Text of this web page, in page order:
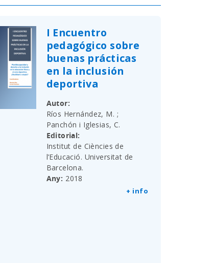
I Encuentro
pedagógico sobre
buenas prácticas
en la inclusión
deportiva
Autor
Ríos Hernández, M. ;
Panchón i Iglesias, C.
Editorial
Institut de Ciències de
l’Educació. Universitat de
Barcelona.
Any 2018
+ info